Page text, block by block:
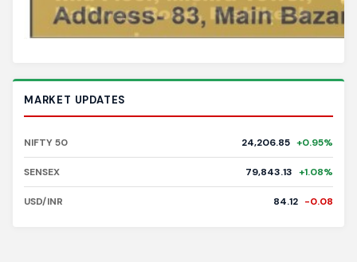
MARKET UPDATES
NIFTY 50 24,206.85 +0.95%
SENSEX 79,843.13 +1.08%
USD/INR 84.12 -0.08